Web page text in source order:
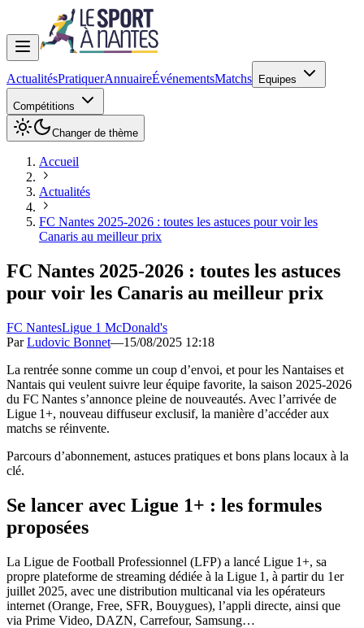
ActualitésPratiquerAnnuaireÉvénementsMatchs Equipes
Compétitions
Changer de thème
Accueil
Actualités
FC Nantes 2025-2026 : toutes les astuces pour voir les
Canaris au meilleur prix
FC Nantes 2025-2026 : toutes les astuces
pour voir les Canaris au meilleur prix
FC NantesLigue 1 McDonald's
ParLudovic Bonnet—15/08/2025 12:18
La rentrée sonne comme un coup d’envoi, et pour les Nantaises et
Nantais qui veulent suivre leur équipe favorite, la saison 2025‑2026
du FC Nantes s’annonce pleine de nouveautés. Avec l’arrivée de
Ligue 1+, nouveau diffuseur exclusif, la manière d’accéder aux
matchs se réinvente.
Parcours d’abonnement, astuces pratiques et bons plans locaux à la
clé.
Se lancer avec Ligue 1+ : les formules
proposées
La Ligue de Football Professionnel (LFP) a lancé Ligue 1+, sa
propre plateforme de streaming dédiée à la Ligue 1, à partir du 1er
juillet 2025, avec une distribution multicanal via les opérateurs
internet (Orange, Free, SFR, Bouygues), l’appli directe, ainsi que
via Prime Video, DAZN, Carrefour, Samsung…